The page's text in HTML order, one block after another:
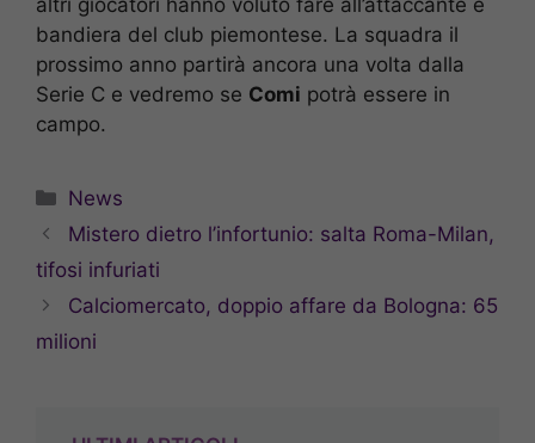
bandiera del club piemontese. La squadra il
prossimo anno partirà ancora una volta dalla
Serie C e vedremo se Comi potrà essere in
campo.
Categorie
News
Mistero dietro l’infortunio: salta Roma-Milan,
tifosi infuriati
Calciomercato, doppio affare da Bologna: 65
milioni